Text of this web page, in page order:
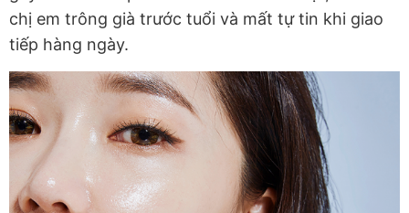
chị em trông già trước tuổi và mất tự tin khi giao
tiếp hàng ngày.